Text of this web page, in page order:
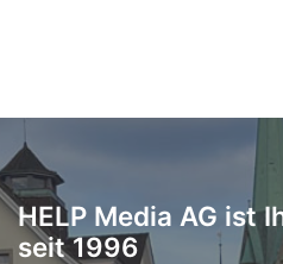
HELP Media AG ist
seit 1996